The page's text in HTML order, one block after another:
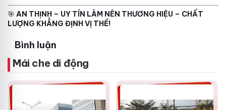
🎯 AN THỊNH – UY TÍN LÀM NÊN THƯƠNG HIỆU – CHẤT
LƯỢNG KHẲNG ĐỊNH VỊ THẾ!
Bình luận
Mái che di động